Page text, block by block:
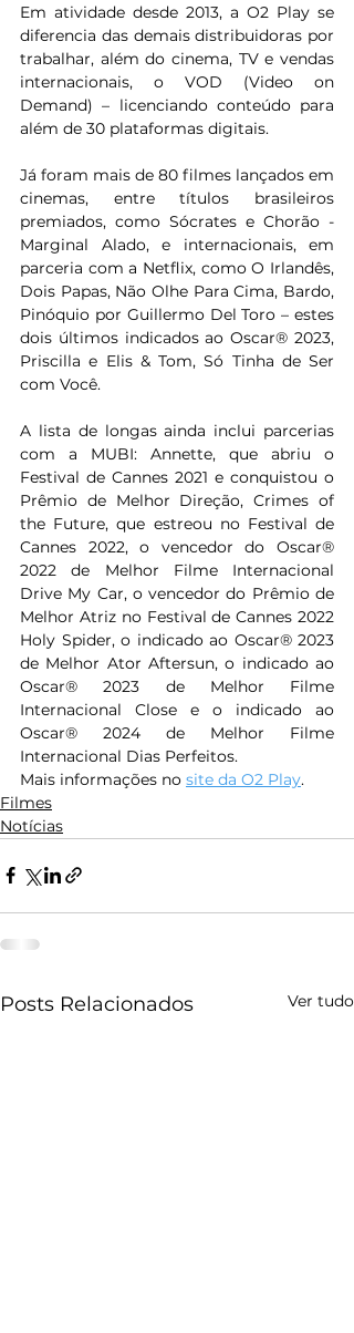
Em atividade desde 2013, a O2 Play se
diferencia das demais distribuidoras por
trabalhar, além do cinema, TV e vendas
internacionais, o VOD (Video on
Demand) – licenciando conteúdo para
além de 30 plataformas digitais.
Já foram mais de 80 filmes lançados em
cinemas, entre títulos brasileiros
premiados, como Sócrates e Chorão -
Marginal Alado, e internacionais, em
parceria com a Netflix, como O Irlandês,
Dois Papas, Não Olhe Para Cima, Bardo,
Pinóquio por Guillermo Del Toro – estes
dois últimos indicados ao Oscar® 2023,
Priscilla e Elis & Tom, Só Tinha de Ser
com Você.
A lista de longas ainda inclui parcerias
com a MUBI: Annette, que abriu o
Festival de Cannes 2021 e conquistou o
Prêmio de Melhor Direção, Crimes of
the Future, que estreou no Festival de
Cannes 2022, o vencedor do Oscar®
2022 de Melhor Filme Internacional
Drive My Car, o vencedor do Prêmio de
Melhor Atriz no Festival de Cannes 2022
Holy Spider, o indicado ao Oscar® 2023
de Melhor Ator Aftersun, o indicado ao
Oscar® 2023 de Melhor Filme
Internacional Close e o indicado ao
Oscar® 2024 de Melhor Filme
Internacional Dias Perfeitos.
Mais informações no site da O2 Play.
Filmes
Notícias
Posts Relacionados Ver tudo